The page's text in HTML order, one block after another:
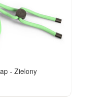
- Zielony